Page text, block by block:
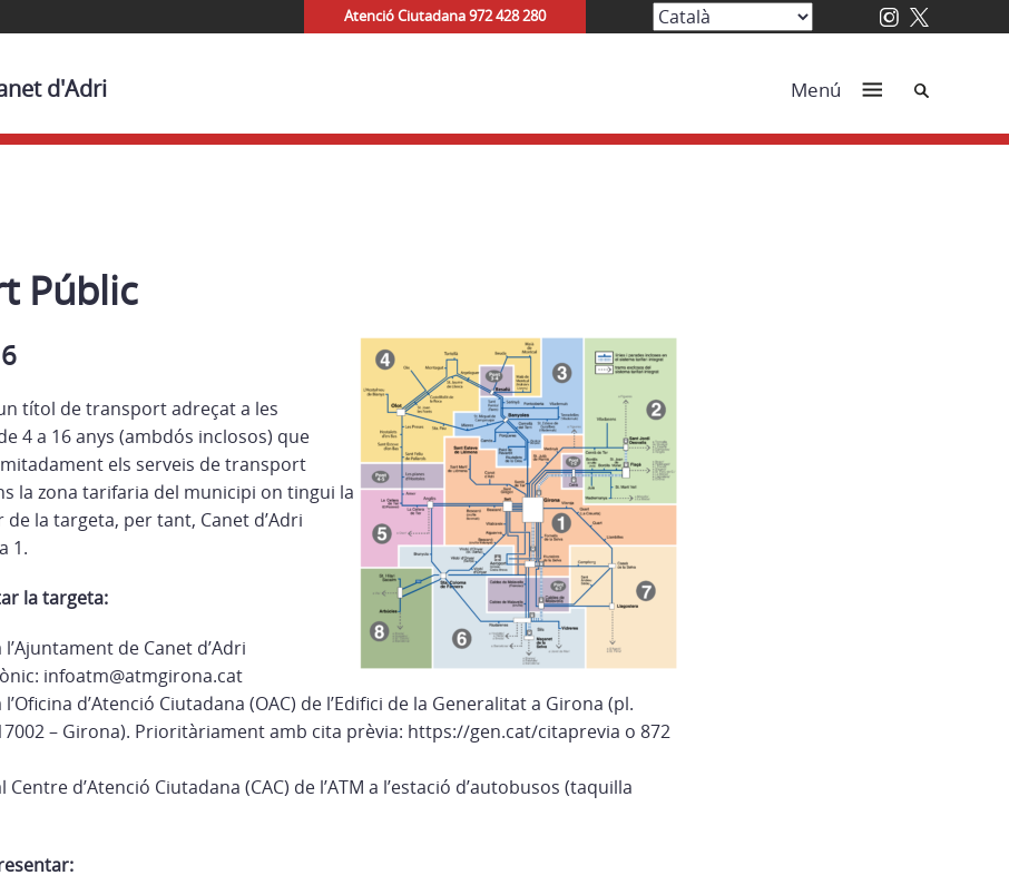
Atenció Ciutadana 972 428 280
d'Adri Menú Cerca
Públic
títol de transport adreçat a les
4 a 16 anys (ambdós inclosos) que
els serveis de transport
la zona tarifaria del municipi on tingui la
la targeta, per tant, Canet d’Adri
1.
la targeta:
de Canet d’Adri
infoatm@atmgirona.cat
d’Atenció Ciutadana (OAC) de l’Edifici de la Generalitat a Girona (pl.
– Girona). Prioritàriament amb cita prèvia: https://gen.cat/citaprevia o 872
d’Atenció Ciutadana (CAC) de l’ATM a l’estació d’autobusos (taquilla